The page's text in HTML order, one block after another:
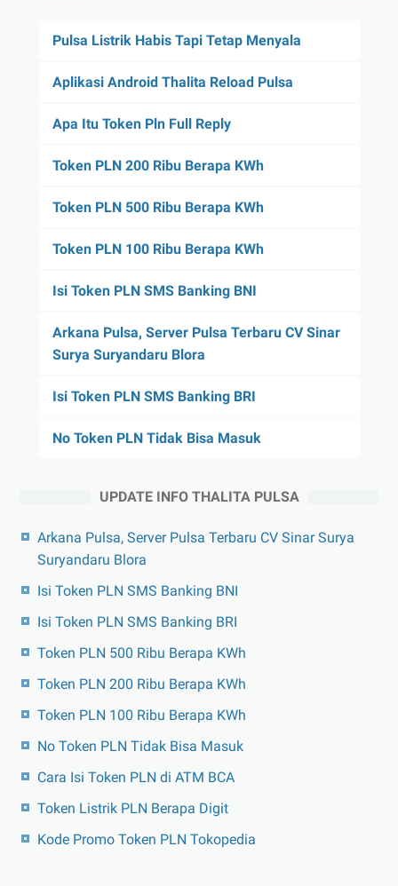
Pulsa Listrik Habis Tapi Tetap Menyala
Aplikasi Android Thalita Reload Pulsa
Apa Itu Token Pln Full Reply
Token PLN 200 Ribu Berapa KWh
Token PLN 500 Ribu Berapa KWh
Token PLN 100 Ribu Berapa KWh
Isi Token PLN SMS Banking BNI
Arkana Pulsa, Server Pulsa Terbaru CV Sinar
Surya Suryandaru Blora
Isi Token PLN SMS Banking BRI
No Token PLN Tidak Bisa Masuk
UPDATE INFO THALITA PULSA
Arkana Pulsa, Server Pulsa Terbaru CV Sinar Surya
Suryandaru Blora
Isi Token PLN SMS Banking BNI
Isi Token PLN SMS Banking BRI
Token PLN 500 Ribu Berapa KWh
Token PLN 200 Ribu Berapa KWh
Token PLN 100 Ribu Berapa KWh
No Token PLN Tidak Bisa Masuk
Cara Isi Token PLN di ATM BCA
Token Listrik PLN Berapa Digit
Kode Promo Token PLN Tokopedia